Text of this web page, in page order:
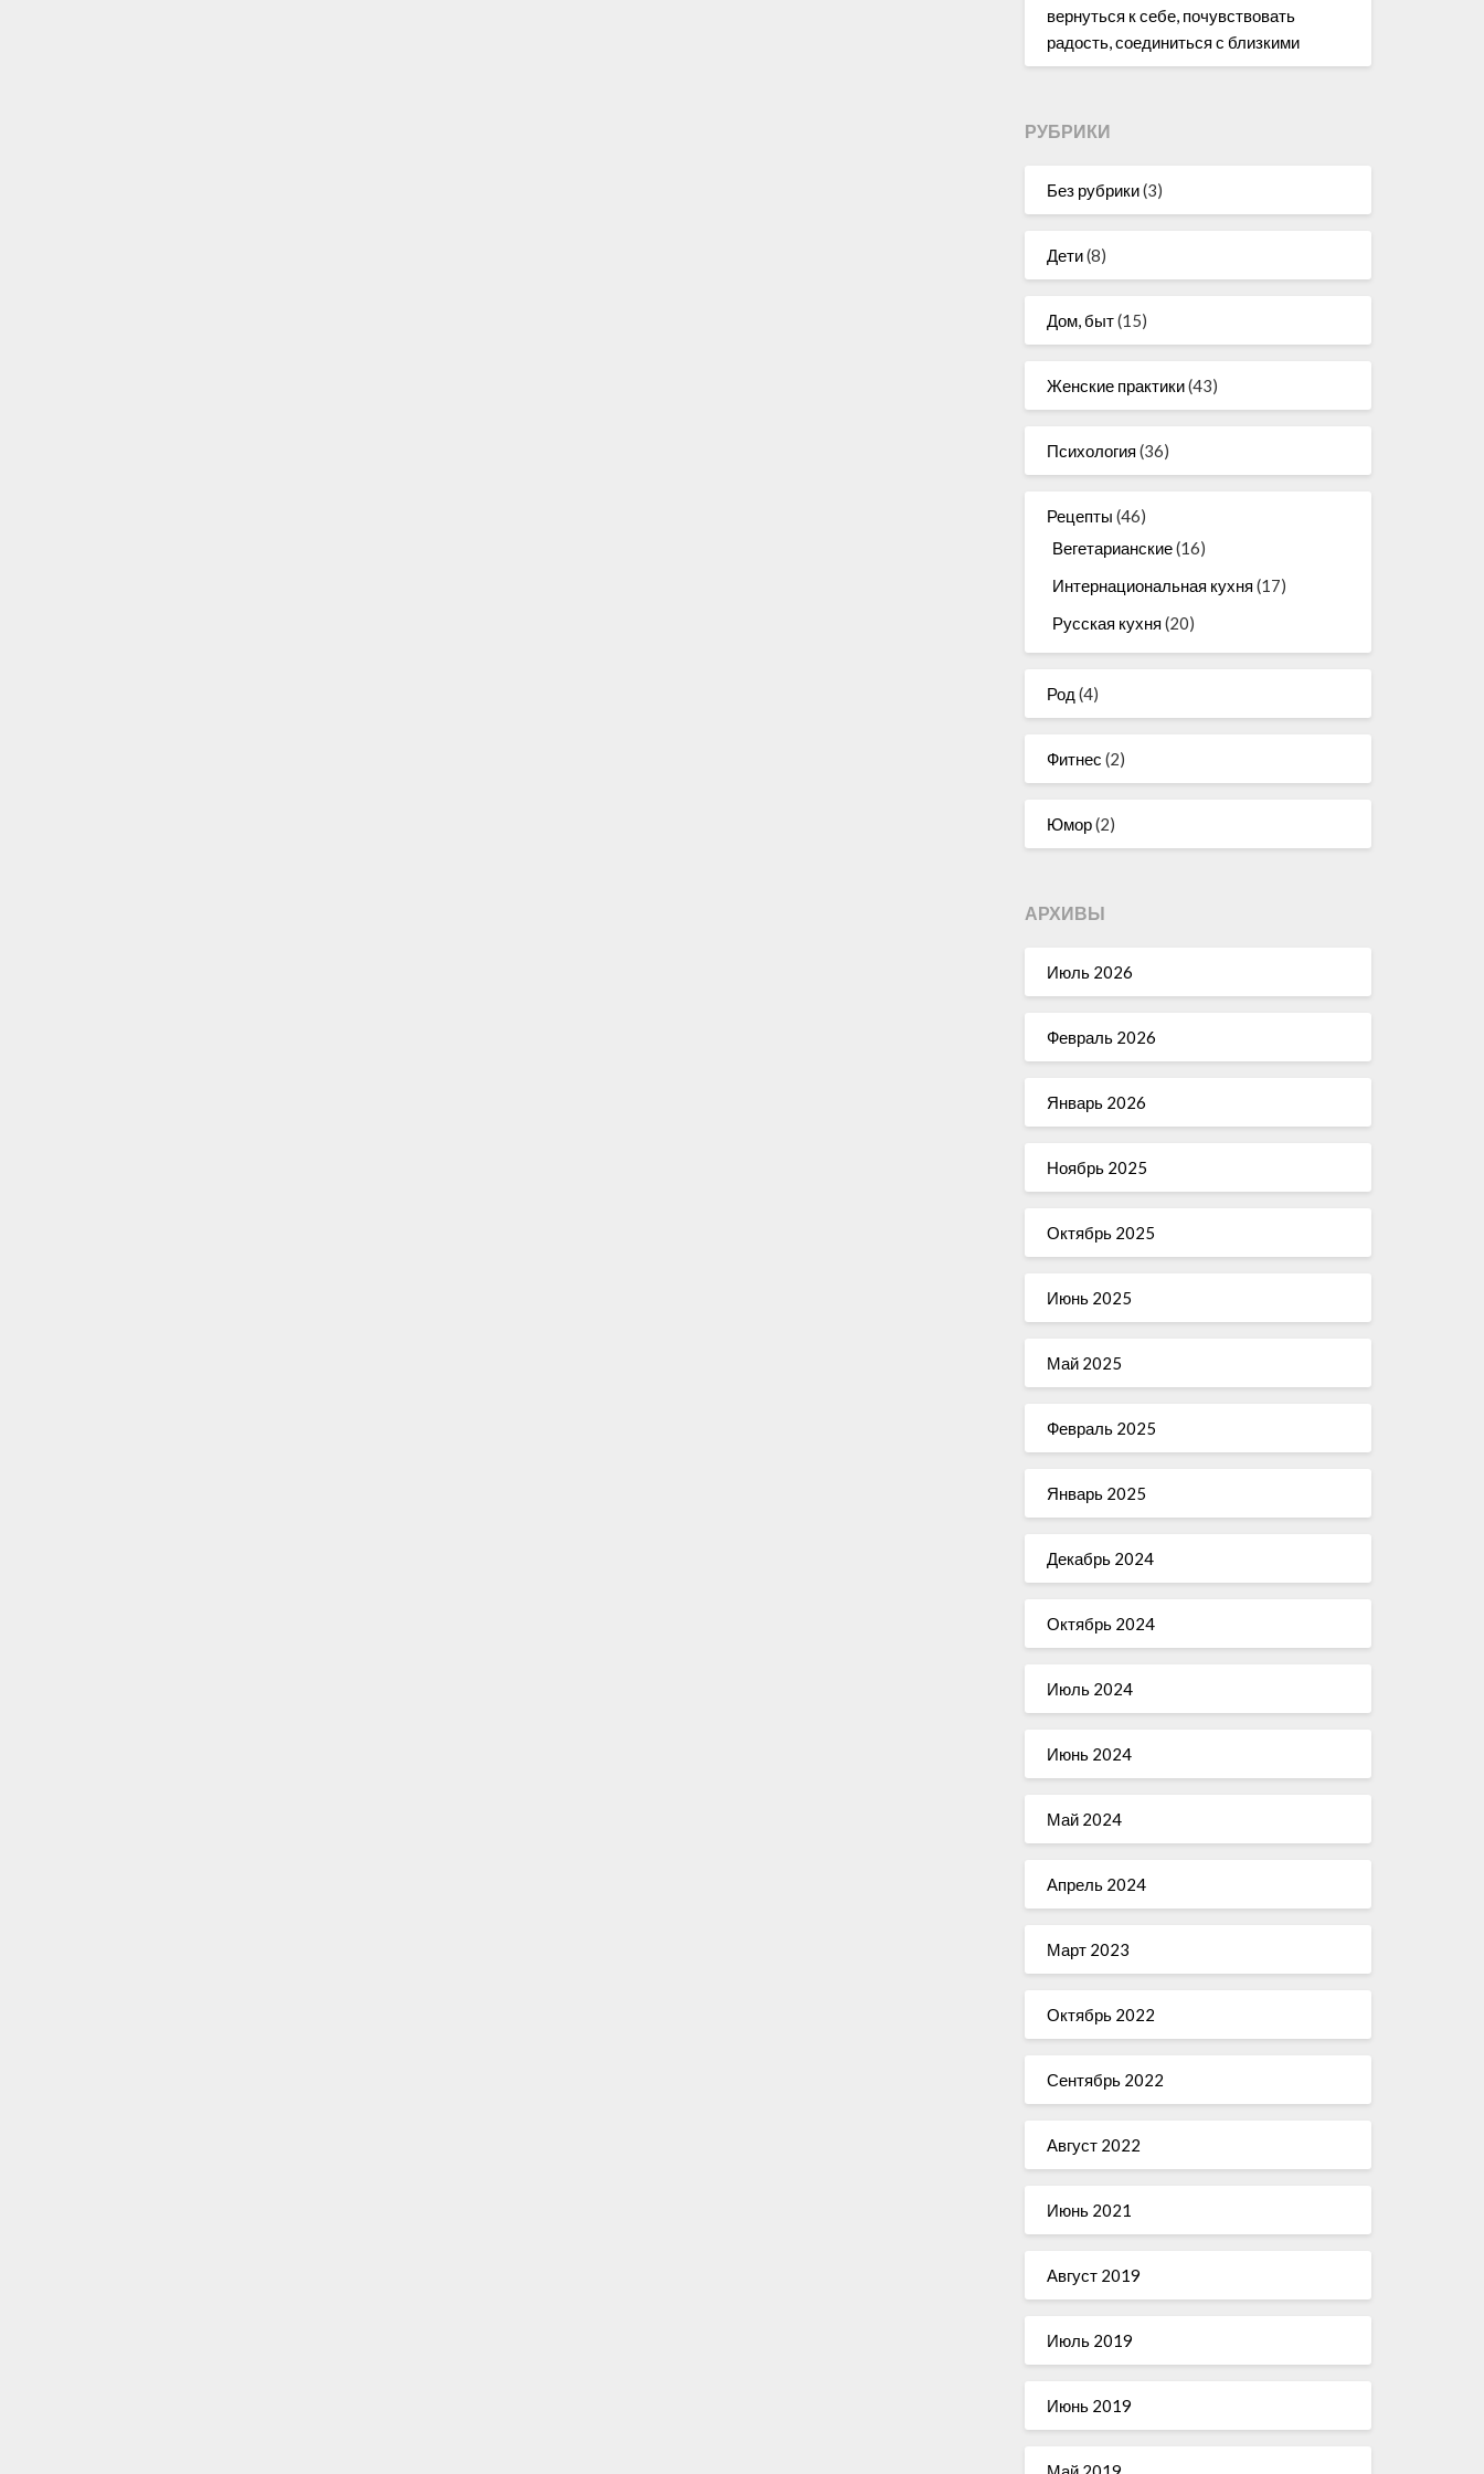
вернуться к себе, почувствовать
радость, соединиться с близкими
РУБРИКИ
Без рубрики(3)
Дети(8)
Дом, быт(15)
Женские практики(43)
Психология (36)
Рецепты (46)
Вегетарианские(16)
Интернациональная кухня (17)
Русская кухня (20)
Род (4)
Фитнес (2)
Юмор(2)
АРХИВЫ
Июль 2026
Февраль 2026
Январь 2026
Ноябрь 2025
Октябрь 2025
Июнь 2025
Май 2025
Февраль 2025
Январь 2025
Декабрь 2024
Октябрь 2024
Июль 2024
Июнь 2024
Май 2024
Апрель 2024
Март 2023
Октябрь 2022
Сентябрь 2022
Август 2022
Июнь 2021
Август 2019
Июль 2019
Июнь 2019